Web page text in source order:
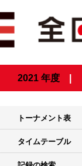
2021 年度
トーナメント表
タイムテーブル